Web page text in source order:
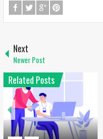
Next
Newer Post
Related Posts